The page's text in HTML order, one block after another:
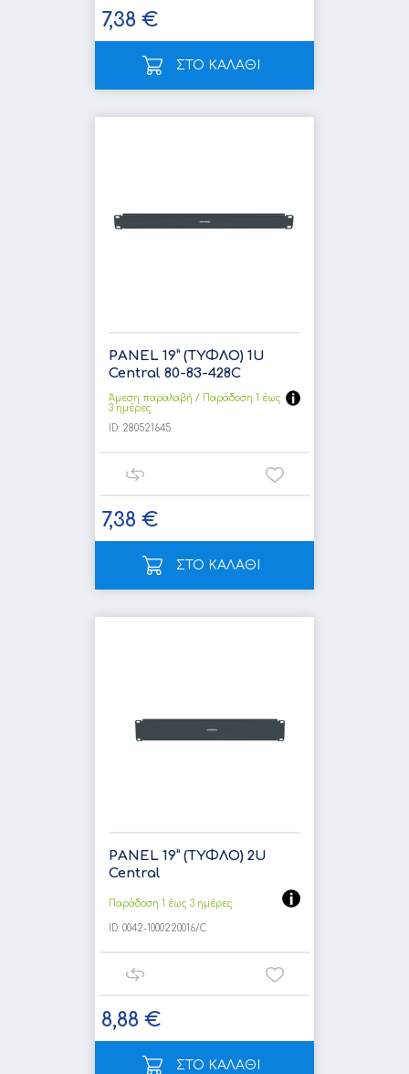
7,38 €
ΣΤΟ ΚΑΛΑΘΙ
PANEL 19” (ΤΥΦΛΟ) 1U
Central 80-83-428C
Άμεση παραλαβή / Παράδoση 1 έως
3 ημέρες
ID: 280521645
7,38 €
ΣΤΟ ΚΑΛΑΘΙ
PANEL 19” (ΤΥΦΛΟ) 2U
Central
Παράδοση 1 έως 3 ημέρες
ID: 0042-1000220016/C
8,88 €
ΣΤΟ ΚΑΛΑΘΙ